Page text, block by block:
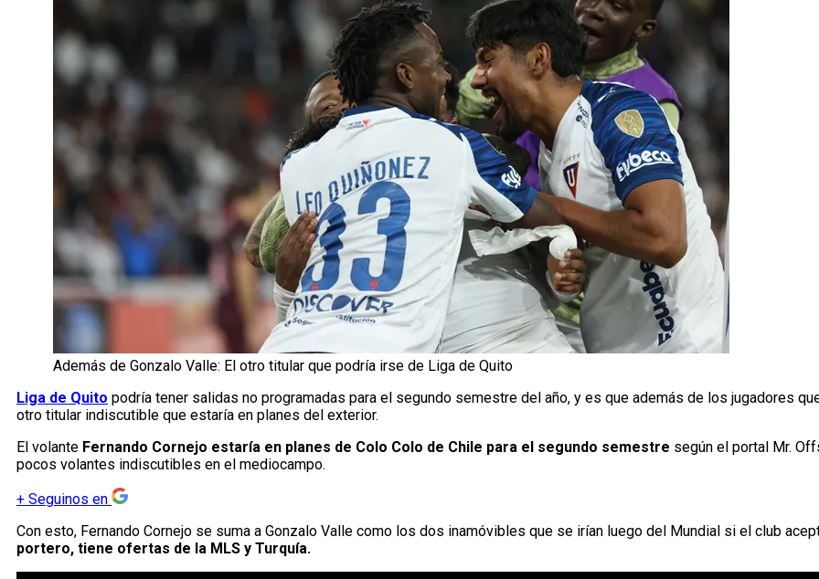
Además de Gonzalo Valle: El otro titular que podría irse de Liga de Quito
Liga de Quito podría tener salidas no programadas para el segundo semestre del año, y es que además de los jugadores
otro titular indiscutible que estaría en planes del exterior.
El volante Fernando Cornejo estaría en planes de Colo Colo de Chile para el segundo semestre según el portal Mr.
pocos volantes indiscutibles en el mediocampo.
+ Seguinos en
Con esto, Fernando Cornejo se suma a Gonzalo Valle como los dos inamóvibles que se irían luego del Mundial si el club
portero, tiene ofertas de la MLS y Turquía.